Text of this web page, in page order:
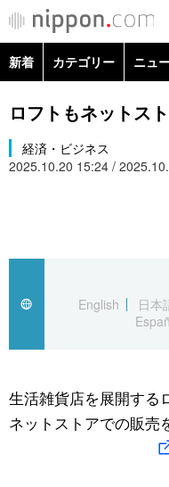
カテゴリー
文化
動画/Live
新着 カテゴリー ニュ
政治・外交
経済・ビジネス
スポーツ・東京2020
ロフトもネットス
経済・ビジネス
2025.10.20 15:24 /
English
日本
生活雑貨店を展開する
ネットストアでの販売